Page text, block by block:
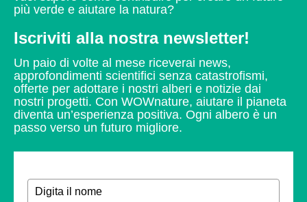
più verde e aiutare la natura?
Iscriviti alla nostra newsletter!
Un paio di volte al mese riceverai news,
approfondimenti scientifici senza catastrofismi,
offerte per adottare i nostri alberi e notizie dai
nostri progetti. Con WOWnature, aiutare il pianeta
diventa un’esperienza positiva. Ogni albero è un
passo verso un futuro migliore.